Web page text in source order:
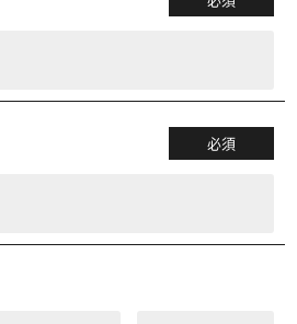
必須